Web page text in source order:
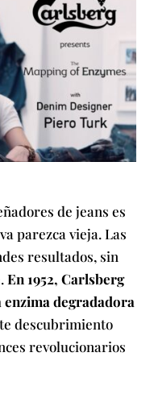
de jeans es
parezca vieja. Las
resultados, sin
En 1952, Carlsberg
degradadora
descubrimiento
revolucionarios